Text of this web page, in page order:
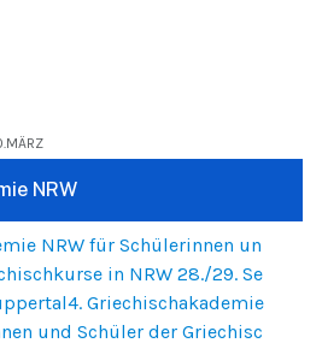
NRW
NRW für Schülerinnen un
in NRW 28./29. Se
Griechischakademie
und Schüler der Griechisc